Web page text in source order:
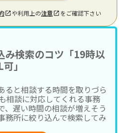
や利用上の注意 をご確認下さい
み検索のコツ「19時以
」
ると相談する時間を取りづら
相談に対応してくれる事務
、遅い時間の相談が増えそう
務所に絞り込んで検索してみ